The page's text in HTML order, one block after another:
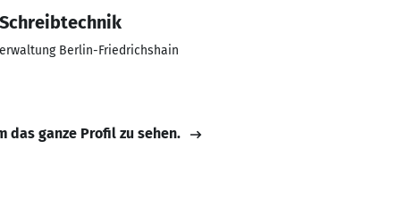
Berlin-Friedrichshain
das ganze Profil zu sehen.